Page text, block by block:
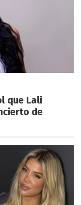
que Lali
de